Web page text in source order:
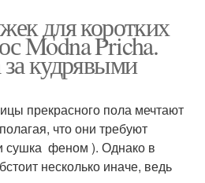
для коротких
Modna Pricha.
кудрявыми
прекрасного пола мечтают
что они требуют
сушка феном ). Однако в
несколько иначе, ведь